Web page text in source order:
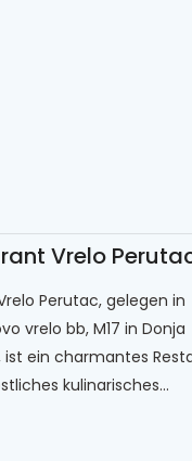
Vrelo
Perutac, gelegen in
vrelo bb, M17 in Donja
ist ein charmantes
kulinarisches...